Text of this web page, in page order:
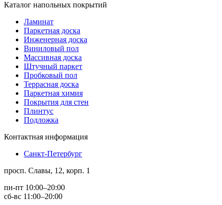
Каталог напольных покрытий
Ламинат
Паркетная доска
Инженерная доска
Виниловый пол
Массивная доска
Штучный паркет
Пробковый пол
Террасная доска
Паркетная химия
Покрытия для стен
Плинтус
Подложка
Контактная информация
Санкт-Петербург
просп. Славы, 12, корп. 1
пн-пт 10:00–20:00
сб-вс 11:00–20:00